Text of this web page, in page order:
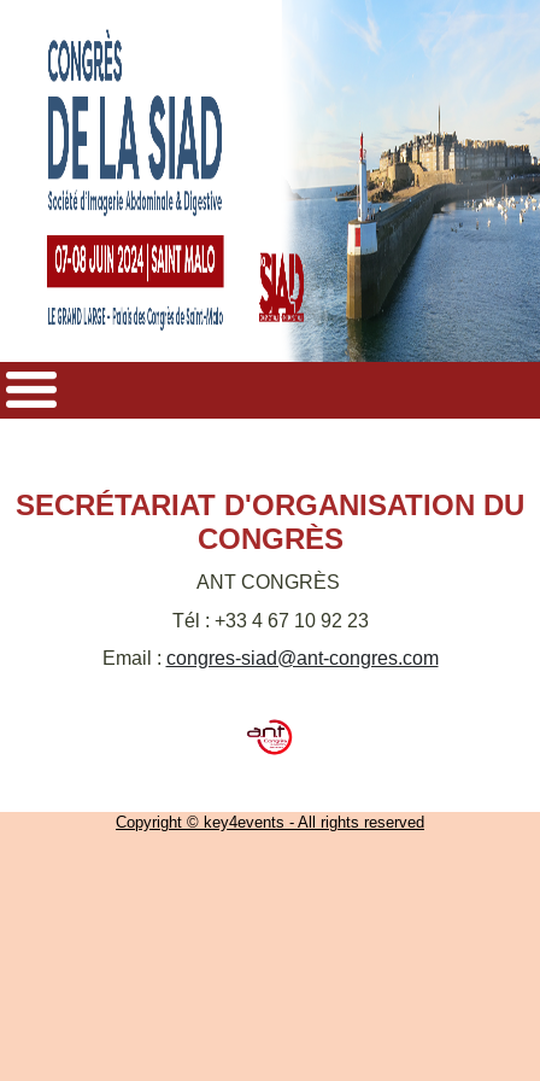
SECRÉTARIAT D'ORGANISATION DU
CONGRÈS
ANT CONGRÈS
Tél : +33 4 67 10 92 23
Email : congres-siad@ant-congres.com
Copyright © key4events - All rights reserved